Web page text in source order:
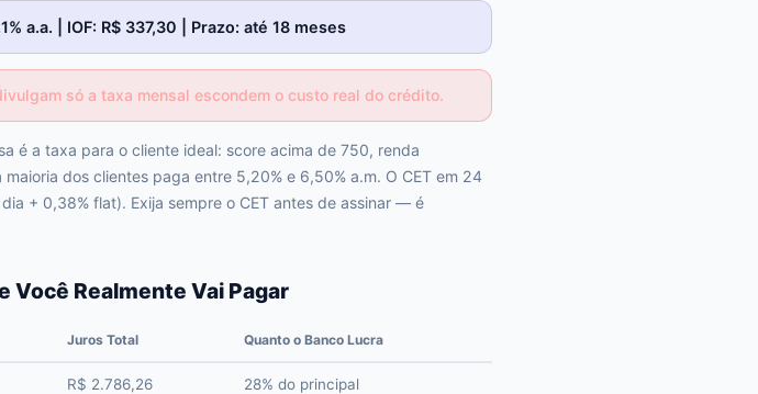
a.a. | IOF: R$ 337,30 | Prazo: até 18 meses
só a taxa mensal escondem o custo real do crédito.
é a taxa para o cliente ideal: score acima de 750, renda
dos clientes paga entre 5,20% e 6,50% a.m. O CET em 24
+ 0,38% flat). Exija sempre o CET antes de assinar — é
Realmente Vai Pagar
Juros Total Quanto o Banco Lucra
R$ 2.786,26 28% do principal